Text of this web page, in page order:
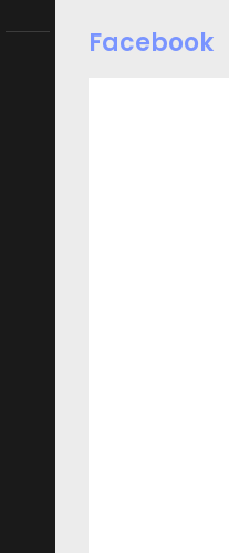
Trovaci
sui
Facebook